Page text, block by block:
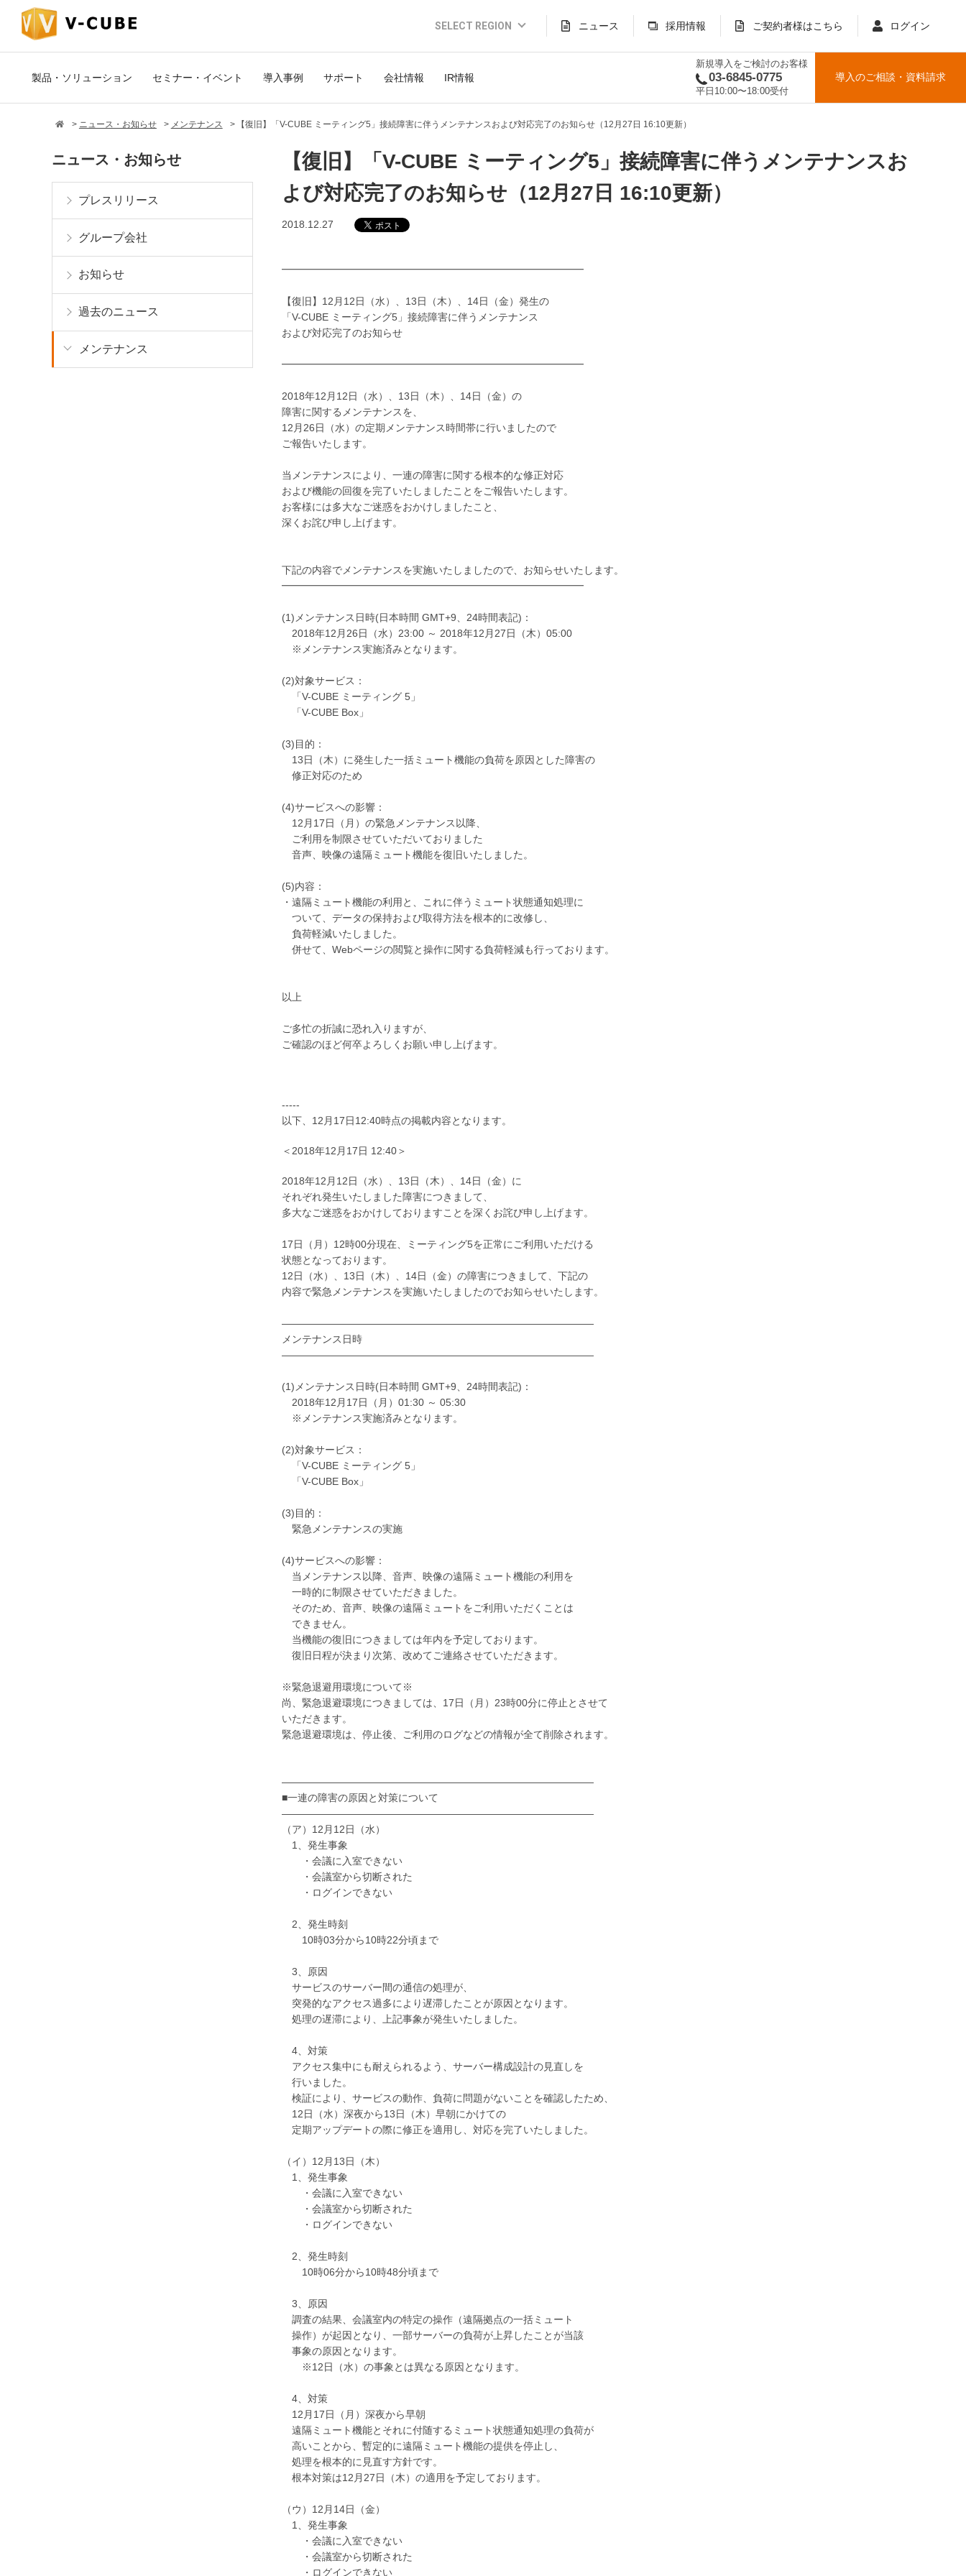
SELECT REGION
Global Website (English)
JAPAN (日本語)
INDONESIA (Bahasa)
TAIWAN(繁體)
ニュース 採用情報 ご契約者様はこちら ログイン
製品・ソリューション セミナー・イベント 導入事例 サポート 会社情報 IR情報
新規導入をご検討のお客様
03-6845-0775
平日10:00〜18:00受付
導入のご相談 ・ 資料請求
ニュース・お知らせ メンテナンス 【復旧】「V-CUBE ミーティング5」接続障害に伴うメンテナンスおよび対応完了のお知らせ（12月27日 16:10更新）
【復旧】「V-CUBE ミーティング5」接続障害に伴うメンテナンスお
よび対応完了のお知らせ（12月27日 16:10更新）
2018.12.27
━━━━━━━━━━━━━━━━━━━━━━━━━━━━━━
【復旧】12月12日（水）、13日（木）、14日（金）発生の
「V-CUBE ミーティング5」接続障害に伴うメンテナンス
および対応完了のお知らせ
━━━━━━━━━━━━━━━━━━━━━━━━━━━━━━
2018年12月12日（水）、13日（木）、14日（金）の
障害に関するメンテナンスを、
12月26日（水）の定期メンテナンス時間帯に行いましたので
ご報告いたします。
当メンテナンスにより、一連の障害に関する根本的な修正対応
および機能の回復を完了いたしましたことをご報告いたします。
お客様には多大なご迷惑をおかけしましたこと、
深くお詫び申し上げます。
下記の内容でメンテナンスを実施いたしましたので、お知らせいたします。
━━━━━━━━━━━━━━━━━━━━━━━━━━━━━━
(1)メンテナンス日時(日本時間 GMT+9、24時間表記)：
2018年12月26日（水）23:00 ～ 2018年12月27日（木）05:00
※メンテナンス実施済みとなります。
(2)対象サービス：
「V-CUBE ミーティング 5」
「V-CUBE Box」
(3)目的：
13日（木）に発生した一括ミュート機能の負荷を原因とした障害の
修正対応のため
(4)サービスへの影響：
12月17日（月）の緊急メンテナンス以降、
ご利用を制限させていただいておりました
音声、映像の遠隔ミュート機能を復旧いたしました。
(5)内容：
・遠隔ミュート機能の利用と、これに伴うミュート状態通知処理に
ついて、データの保持および取得方法を根本的に改修し、
負荷軽減いたしました。
併せて、Webページの閲覧と操作に関する負荷軽減も行っております。
以上
ご多忙の折誠に恐れ入りますが、
ご確認のほど何卒よろしくお願い申し上げます。
-----
以下、12月17日12:40時点の掲載内容となります。
＜2018年12月17日 12:40＞
2018年12月12日（水）、13日（木）、14日（金）に
それぞれ発生いたしました障害につきまして、
多大なご迷惑をおかけしておりますことを深くお詫び申し上げます。
17日（月）12時00分現在、ミーティング5を正常にご利用いただける
状態となっております。
12日（水）、13日（木）、14日（金）の障害につきまして、下記の
内容で緊急メンテナンスを実施いたしましたのでお知らせいたします。
―――――――――――――――――――――――――――――――
メンテナンス日時
―――――――――――――――――――――――――――――――
(1)メンテナンス日時(日本時間 GMT+9、24時間表記)：
2018年12月17日（月）01:30 ～ 05:30
※メンテナンス実施済みとなります。
(2)対象サービス：
「V-CUBE ミーティング 5」
「V-CUBE Box」
(3)目的：
緊急メンテナンスの実施
(4)サービスへの影響：
当メンテナンス以降、音声、映像の遠隔ミュート機能の利用を
一時的に制限させていただきました。
そのため、音声、映像の遠隔ミュートをご利用いただくことは
できません。
当機能の復旧につきましては年内を予定しております。
復旧日程が決まり次第、改めてご連絡させていただきます。
※緊急退避用環境について※
尚、緊急退避環境につきましては、17日（月）23時00分に停止とさせて
いただきます。
緊急退避環境は、停止後、ご利用のログなどの情報が全て削除されます。
―――――――――――――――――――――――――――――――
■一連の障害の原因と対策について
―――――――――――――――――――――――――――――――
（ア）12月12日（水）
1、発生事象
・会議に入室できない
・会議室から切断された
・ログインできない
2、発生時刻
10時03分から10時22分頃まで
3、原因
サービスのサーバー間の通信の処理が、
突発的なアクセス過多により遅滞したことが原因となります。
処理の遅滞により、上記事象が発生いたしました。
4、対策
アクセス集中にも耐えられるよう、サーバー構成設計の見直しを
行いました。
検証により、サービスの動作、負荷に問題がないことを確認したため、
12日（水）深夜から13日（木）早朝にかけての
定期アップデートの際に修正を適用し、対応を完了いたしました。
（イ）12月13日（木）
1、発生事象
・会議に入室できない
・会議室から切断された
・ログインできない
2、発生時刻
10時06分から10時48分頃まで
3、原因
調査の結果、会議室内の特定の操作（遠隔拠点の一括ミュート
操作）が起因となり、一部サーバーの負荷が上昇したことが当該
事象の原因となります。
※12日（水）の事象とは異なる原因となります。
4、対策
12月17日（月）深夜から早朝
遠隔ミュート機能とそれに付随するミュート状態通知処理の負荷が
高いことから、暫定的に遠隔ミュート機能の提供を停止し、
処理を根本的に見直す方針です。
根本対策は12月27日（木）の適用を予定しております。
（ウ）12月14日（金）
1、発生事象
・会議に入室できない
・会議室から切断された
・ログインできない
ニュース・お知らせ
プレスリリース
グループ会社
お知らせ
過去のニュース
メンテナンス